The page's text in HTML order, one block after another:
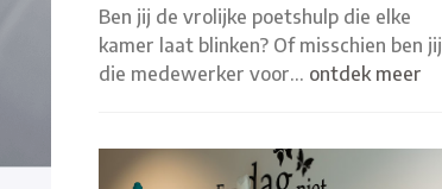
Ben jij de vrolijke poetshulp die elke
kamer laat blinken? Of misschien ben jij
die medewerker voor… ontdek meer